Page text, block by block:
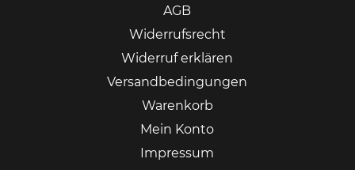
AGB
Widerrufsrecht
Widerruf erklären
Versandbedingungen
Warenkorb
Mein Konto
Impressum